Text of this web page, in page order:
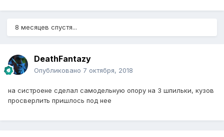
заказаны. Как только сделают, и все протестирую
выложу чертежи.
Схема стойки
8 месяцев спустя...
DeathFantazy
Опубликовано 7 октября, 2018
на систроене сделал самодельную опору на 3 шпильки, кузов
просверлить пришлось под нее